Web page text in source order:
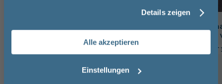
Details zeigen
Alle akzeptieren
Einstellungen
Puris
zweiarmig,
Email